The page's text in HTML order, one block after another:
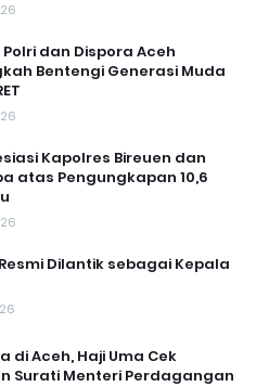
Polri dan Dispora Aceh
Bentengi Generasi Muda
Kapolres Bireuen dan
atas Pengungkapan 10,6
Dilantik sebagai Kepala
di Aceh, Haji Uma Cek
Surati Menteri Perdagangan